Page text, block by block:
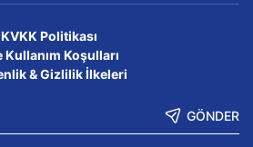
KVKK Politikası
Kullanım Koşulları
& Gizlilik İlkeleri
GÖNDER